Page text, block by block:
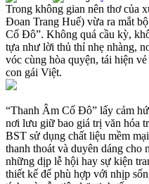
Trong không gian nên thơ của
Đoan Trang Huế) vừa ra mắt
Cố Đô”. Không quá cầu kỳ,
tựa như lời thủ thỉ nhẹ nhàng,
vóc cùng hòa quyện, tái hiện
con gái Việt.
“Thanh Âm Cố Đô” lấy cảm
nơi lưu giữ bao giá trị văn hóa
BST sử dụng chất liệu mềm
thanh thoát và duyên dáng
những dịp lễ hội hay sự kiện
thiết kế để phù hợp với nhịp